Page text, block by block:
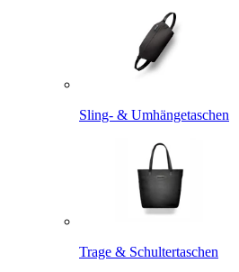
Sling- & Umhängetaschen
Trage & Schultertaschen